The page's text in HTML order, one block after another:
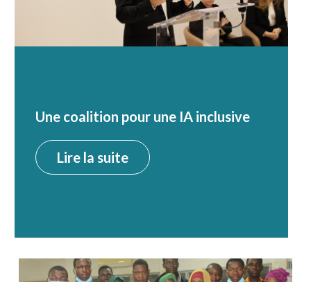
Une coalition pour une IA inclusive
Lire la suite